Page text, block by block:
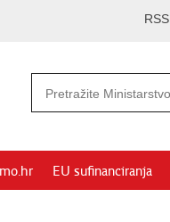
RSS
EU sufinanciranja